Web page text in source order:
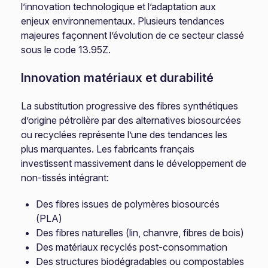
l’innovation technologique et l’adaptation aux
enjeux environnementaux. Plusieurs tendances
majeures façonnent l’évolution de ce secteur classé
sous le code 13.95Z.
Innovation matériaux et durabilité
La substitution progressive des fibres synthétiques
d’origine pétrolière par des alternatives biosourcées
ou recyclées représente l’une des tendances les
plus marquantes. Les fabricants français
investissent massivement dans le développement de
non-tissés intégrant:
Des fibres issues de polymères biosourcés
(PLA)
Des fibres naturelles (lin, chanvre, fibres de bois)
Des matériaux recyclés post-consommation
Des structures biodégradables ou compostables